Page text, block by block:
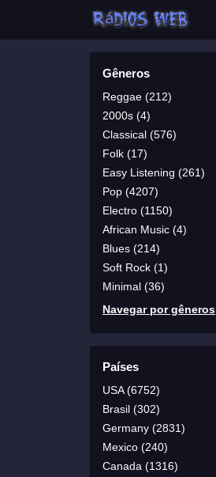
Gêneros
Reggae (212)
2000s (4)
Classical (576)
Folk (17)
Easy Listening (261)
Pop (4207)
Electro (1150)
African Music (4)
Blues (214)
Soft Rock (1)
Minimal (36)
Navegar por gêneros
Países
USA (6752)
Brasil (302)
Germany (2831)
Mexico (240)
Canada (1316)